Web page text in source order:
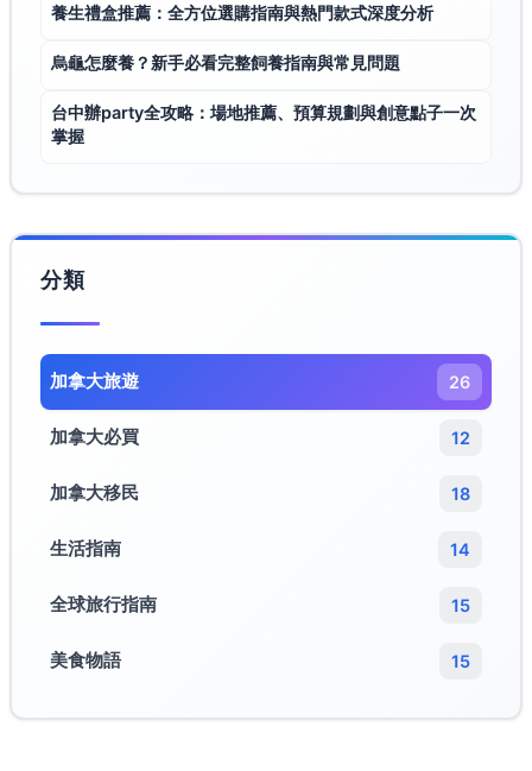
養生禮盒推薦：全方位選購指南與熱門款式深度分析
烏龜怎麼養？新手必看完整飼養指南與常見問題
台中辦party全攻略：場地推薦、預算規劃與創意點子一次
掌握
分類
加拿大旅遊​ 26
加拿大必買 12
加拿大移民 18
生活指南 14
全球旅行指南 15
美食物語 15